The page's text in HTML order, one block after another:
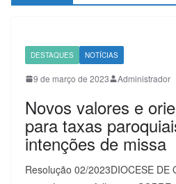
DESTAQUES NOTÍCIAS
9 de março de 2023 Administrador
Novos valores e
para taxas
intenções de missa
Resolução 02/2023DIOCESE DE